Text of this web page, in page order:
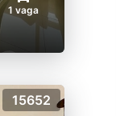
1 vaga
15652